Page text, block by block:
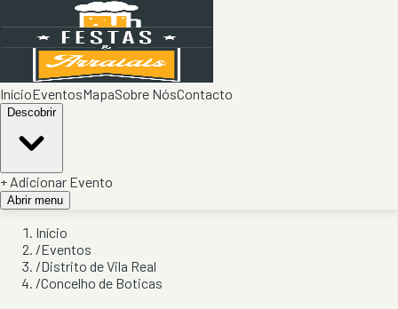
InícioEventosMapaSobre NósContacto
Descobrir
+ Adicionar Evento
Abrir menu
Início
/Eventos
/Distrito de Vila Real
/Concelho de Boticas